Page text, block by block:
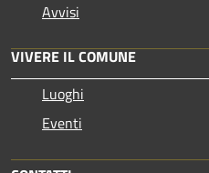
Avvisi
VIVERE IL COMUNE
Luoghi
Eventi